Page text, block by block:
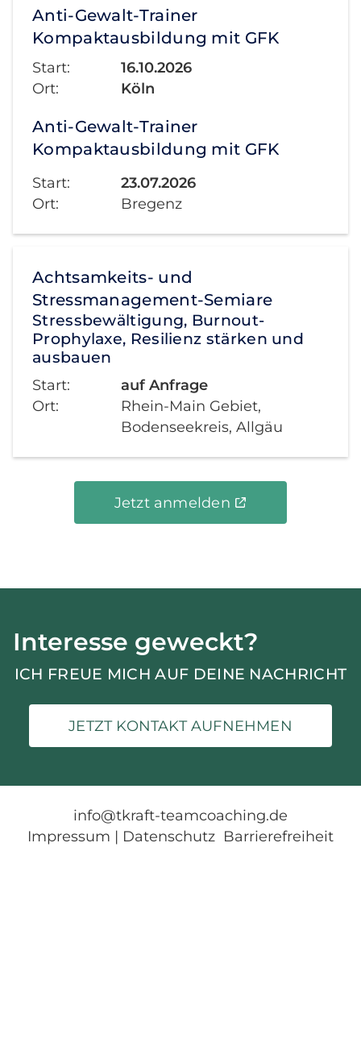
Anti-Gewalt-Trainer
Kompaktausbildung mit GFK
Start:
16.10.2026
Ort:
Köln
Anti-Gewalt-Trainer
Kompaktausbildung mit GFK
Start:
23.07.2026
Ort:
Bregenz
Achtsamkeits- und
Stressmanagement-Semiare
Stressbewältigung, Burnout-
Prophylaxe, Resilienz stärken und
ausbauen
Start:
auf Anfrage
Ort:
Rhein-Main Gebiet,
Bodenseekreis, Allgäu
Jetzt anmelden
Interesse geweckt?
ICH FREUE MICH AUF DEINE NACHRICHT
JETZT KONTAKT AUFNEHMEN
info@tkraft-teamcoaching.de
Impressum | Datenschutz Barrierefreiheit